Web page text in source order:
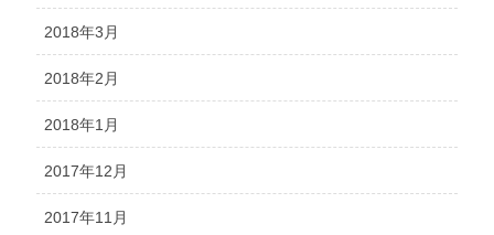
2018年3月
2018年2月
2018年1月
2017年12月
2017年11月